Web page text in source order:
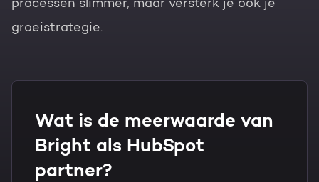
Wat is de meerwaarde van
Bright als HubSpot
partner?
processen slimmer, maar versterk je ook je
groeistrategie.